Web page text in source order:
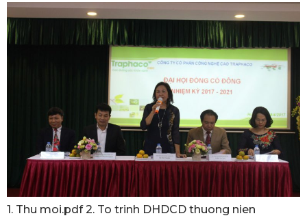
1. Thu moi.pdf 2. To trinh DHDCD thuong nien